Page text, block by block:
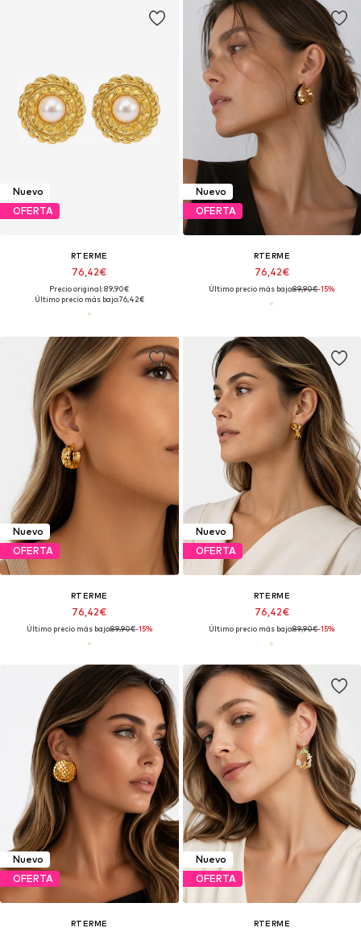
Nuevo
OFERTA
RTERME
76,42€
Precio original: 89,90€
Último precio más bajo:76,42€
Nuevo
OFERTA
RTERME
76,42€
Último precio más bajo:89,90€-15%
Nuevo
OFERTA
RTERME
76,42€
Último precio más bajo:89,90€-15%
Nuevo
OFERTA
RTERME
76,42€
Último precio más bajo:89,90€-15%
Nuevo
OFERTA
RTERME
Nuevo
OFERTA
RTERME